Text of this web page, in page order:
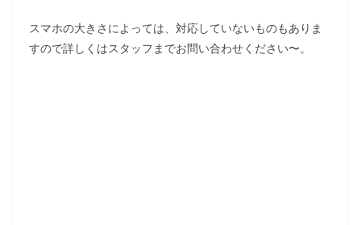
スマホの大きさによっては、対応していないものもありま
すので詳しくはスタッフまでお問い合わせください〜。